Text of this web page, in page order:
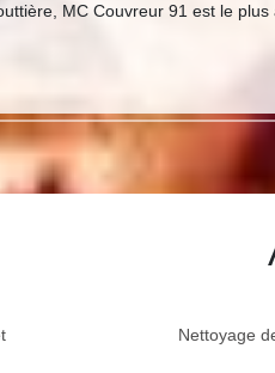
MC Couvreur 91 est le
Nettoyage